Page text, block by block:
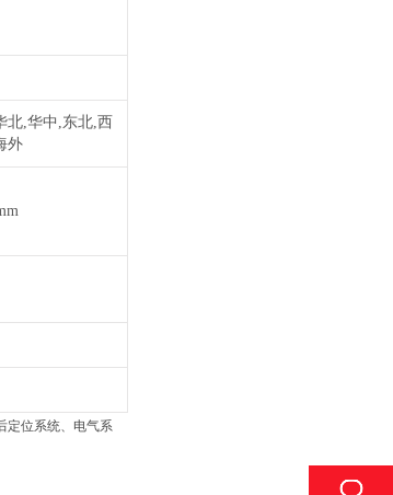
北,华中,东北,西
外
定位系统、电气系